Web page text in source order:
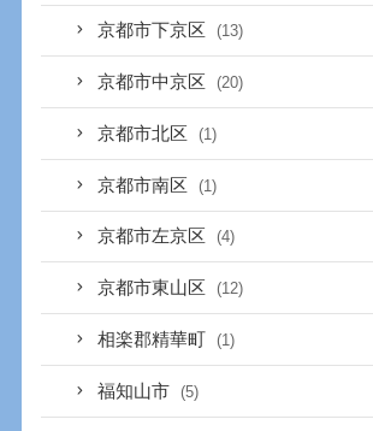
京都市下京区 (13)
京都市中京区 (20)
京都市北区 (1)
京都市南区 (1)
京都市左京区 (4)
京都市東山区 (12)
相楽郡精華町 (1)
福知山市 (5)